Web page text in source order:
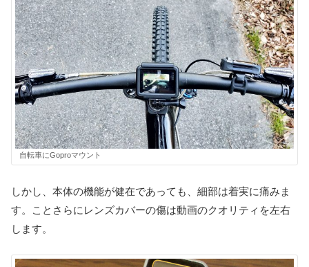
自転車にGoproマウント
しかし、本体の機能が健在であっても、細部は着実に痛みま
す。ことさらにレンズカバーの傷は動画のクオリティを左右
します。